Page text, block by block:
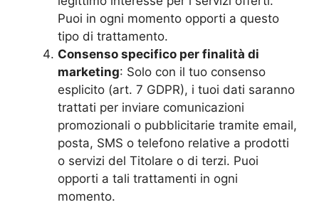
Puoi in ogni momento opporti a questo
tipo di trattamento.
Consenso specifico per finalità di
marketing: Solo con il tuo consenso
esplicito (art. 7 GDPR), i tuoi dati saranno
trattati per inviare comunicazioni
promozionali o pubblicitarie tramite email,
posta, SMS o telefono relative a prodotti
o servizi del Titolare o di terzi. Puoi
opporti a tali trattamenti in ogni
momento.